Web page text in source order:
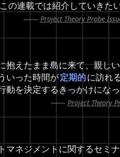
の連載では紹介していきた
Project Theory Probe
抱えたまま島に来て、親し
いった時間が定期的に訪れ
動を決定するきっかけにな
Project Theory
マネジメントに関するセミ